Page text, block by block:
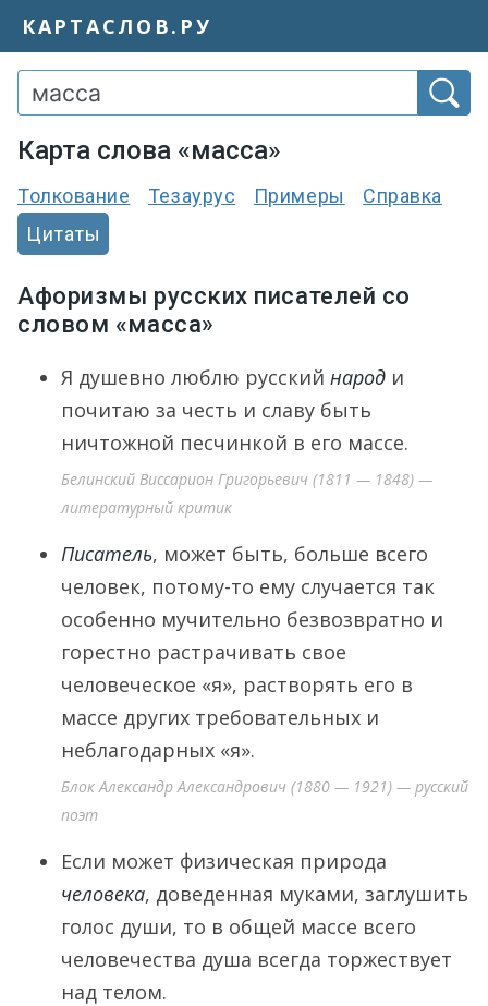
КАРТАСЛОВ.РУ
Карта слова «масса»
Толкование Тезаурус Примеры
Справка
Цитаты
Афоризмы русских писателей со
словом «масса»
Я душевно люблю русский народ и
почитаю за честь и славу быть
ничтожной песчинкой в его массе.
Белинский Виссарион Григорьевич (1811 — 1848) —
литературный критик
Писатель, может быть, больше всего
человек, потому-то ему случается так
особенно мучительно безвозвратно и
горестно растрачивать свое
человеческое «я», растворять его в
массе других требовательных и
неблагодарных «я».
Блок Александр Александрович (1880 — 1921) — русский
поэт
Если может физическая природа
человека, доведенная муками, заглушить
голос души, то в общей массе всего
человечества душа всегда торжествует
над телом.